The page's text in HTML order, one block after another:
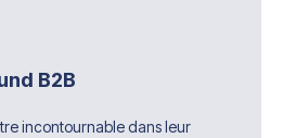
B2B
incontournable dans leur